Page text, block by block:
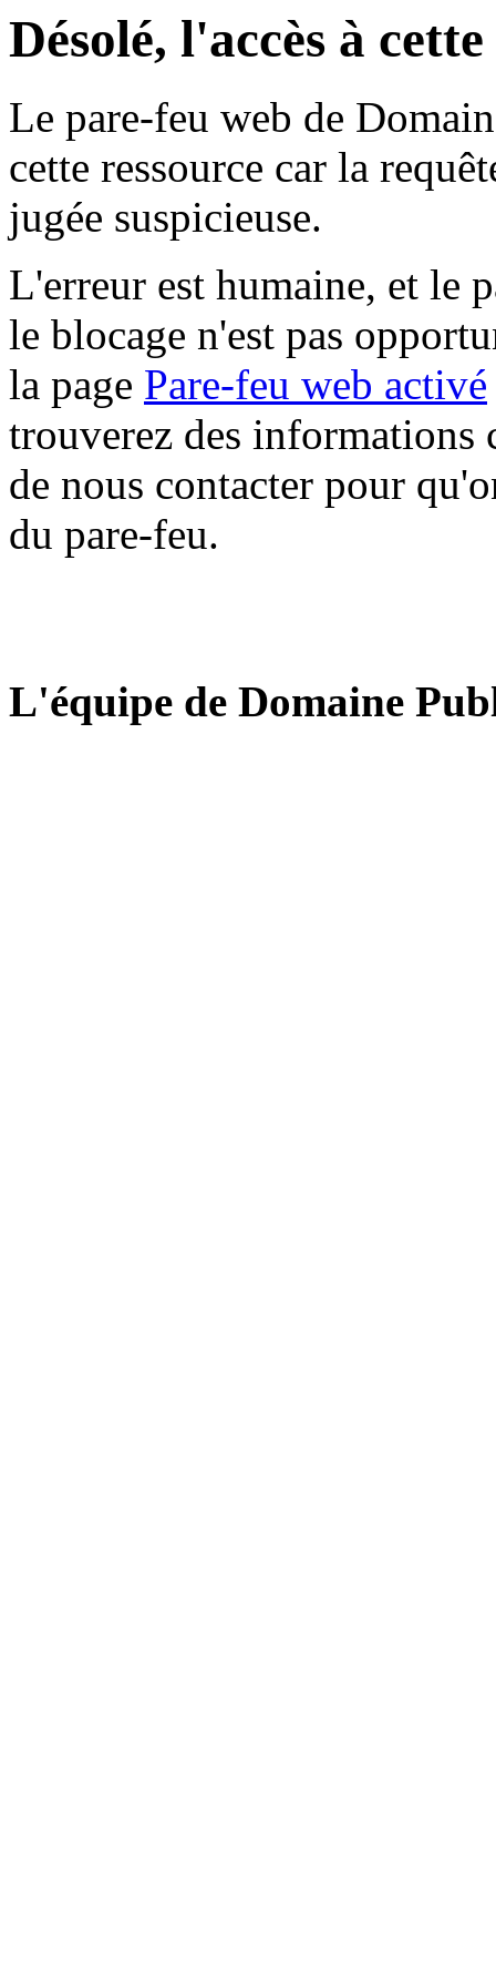
Désolé, l'accès à
Le pare-feu web de
cette ressource car la
jugée suspicieuse.
L'erreur est humaine, et le
le blocage n'est pas
la page Pare-feu web activé
trouverez des informations
de nous contacter pour
du pare-feu.
L'équipe de Domaine